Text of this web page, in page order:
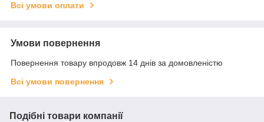
Всі умови оплати
Умови повернення
Повернення товару впродовж 14 днів за домовленістю
Всі умови повернення
Подібні товари компанії